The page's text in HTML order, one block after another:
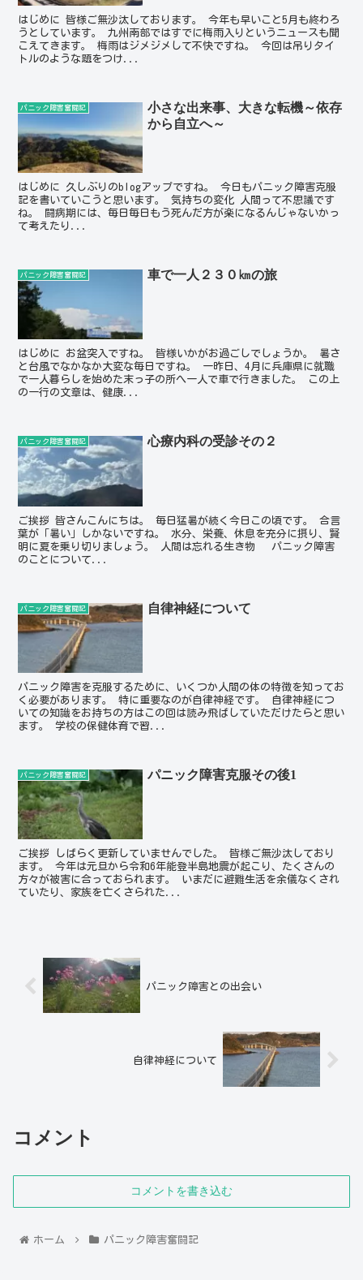
はじめに 皆様ご無沙汰しております。 今年も早いこと5月も終わろ
うとしています。 九州南部ではすでに梅雨入りというニュースも聞
こえてきます。 梅雨はジメジメして不快ですね。 今回は吊りタイ
トルのような題をつけ...
パニック障害奮闘記
小さな出来事、大きな転機～依存
から自立へ～
はじめに 久しぶりのblogアップですね。 今日もパニック障害克服
記を書いていこうと思います。 気持ちの変化 人間って不思議です
ね。 闘病期には、毎日毎日もう死んだ方が楽になるんじゃないかっ
て考えたり...
パニック障害奮闘記 車で一人２３０㎞の旅
はじめに お盆突入ですね。 皆様いかがお過ごしでしょうか。 暑さ
と台風でなかなか大変な毎日ですね。 一昨日、4月に兵庫県に就職
で一人暮らしを始めた末っ子の所へ一人で車で行きました。 この上
の一行の文章は、健康...
パニック障害奮闘記 心療内科の受診その２
ご挨拶 皆さんこんにちは。 毎日猛暑が続く今日この頃です。 合言
葉が「暑い」しかないですね。 水分、栄養、休息を充分に摂り、賢
明に夏を乗り切りましょう。 人間は忘れる生き物 パニック障害
のことについて...
パニック障害奮闘記 自律神経について
パニック障害を克服するために、いくつか人間の体の特徴を知ってお
く必要があります。 特に重要なのが自律神経です。 自律神経につ
いての知識をお持ちの方はこの回は読み飛ばしていただけたらと思い
ます。 学校の保健体育で習...
パニック障害奮闘記 パニック障害克服その後1
ご挨拶 しばらく更新していませんでした。 皆様ご無沙汰しており
ます。 今年は元旦から令和6年能登半島地震が起こり、たくさんの
方々が被害に合っておられます。 いまだに避難生活を余儀なくされ
ていたり、家族を亡くさられた...
パニック障害との出会い
自律神経について
コメント
コメントを書き込む
ホーム パニック障害奮闘記